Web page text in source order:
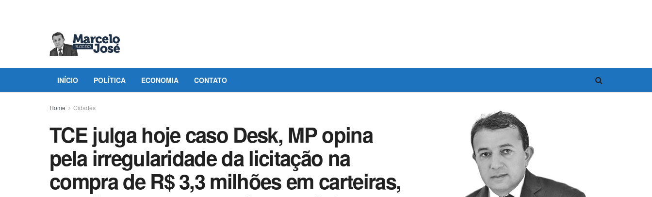
INÍCIO POLÍTICA ECONOMIA CONTATO
Home Cidades
TCE julga hoje caso Desk, MP opina
pela irregularidade da licitação na
compra de R$ 3,3 milhões em carteiras,